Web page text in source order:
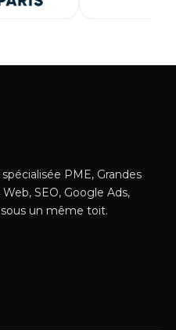
PME, Grandes
SEO, Google Ads,
un même toit.